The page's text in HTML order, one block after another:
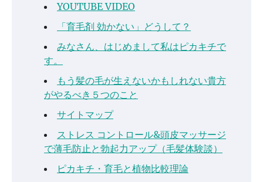
YOUTUBE VIDEO
「育毛剤 効かない」どうして？
みなさん、はじめまして私はピカキチで
す。
もう髪の毛が生えないかもしれない貴方
がやるべき５つのこと
サイトマップ
ストレス コントロール&頭皮マッサージ
で薄毛防止と勃起力アップ（毛髪体験談）
ピカキチ・育毛と植物比較理論